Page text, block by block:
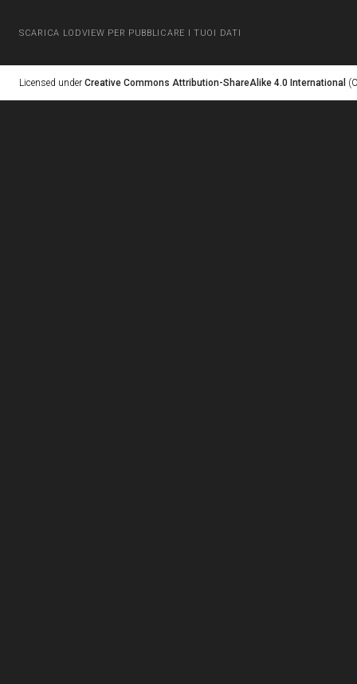
SCARICA LODVIEW PER PUBBLICARE I TUOI DATI
Licensed under Creative Commons Attribution-ShareAlike 4.0 International